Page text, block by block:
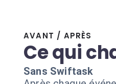
AVANT / APRÈS
Ce qui
Sans Swiftask